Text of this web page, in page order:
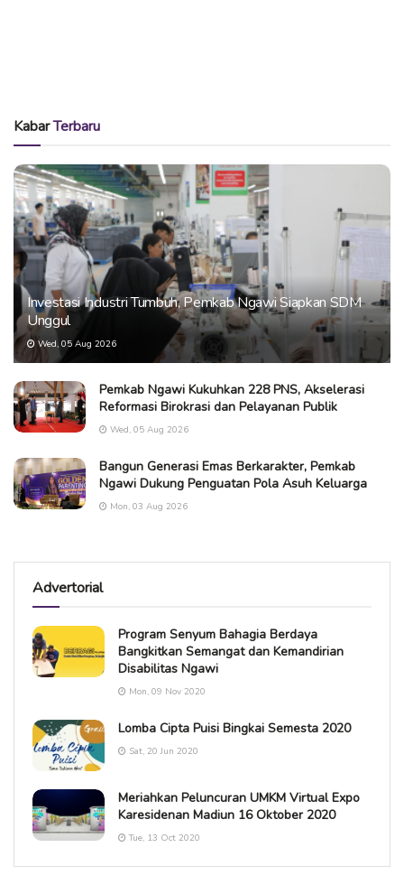
KabarTerbaru
Investasi Industri Tumbuh, Pemkab Ngawi Siapkan SDM
Unggul
Wed, 05 Aug 2026
Pemkab Ngawi Kukuhkan 228 PNS, Akselerasi
Reformasi Birokrasi dan Pelayanan Publik
Wed, 05 Aug 2026
Bangun Generasi Emas Berkarakter, Pemkab
Ngawi Dukung Penguatan Pola Asuh Keluarga
Mon, 03 Aug 2026
Advertorial
Program Senyum Bahagia Berdaya
Bangkitkan Semangat dan Kemandirian
Disabilitas Ngawi
Mon, 09 Nov 2020
Lomba Cipta Puisi Bingkai Semesta 2020
Sat, 20 Jun 2020
Meriahkan Peluncuran UMKM Virtual Expo
Karesidenan Madiun 16 Oktober 2020
Tue, 13 Oct 2020